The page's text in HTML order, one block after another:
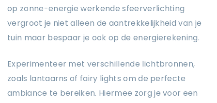
op zonne-energie werkende sfeerverlichting
vergroot je niet alleen de aantrekkelijkheid van je
tuin maar bespaar je ook op de energierekening.
Experimenteer met verschillende lichtbronnen,
zoals lantaarns of fairy lights om de perfecte
ambiance te bereiken. Hiermee zorg je voor een